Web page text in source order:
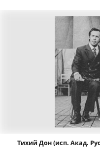
Тихий Дон (исп. Акад.